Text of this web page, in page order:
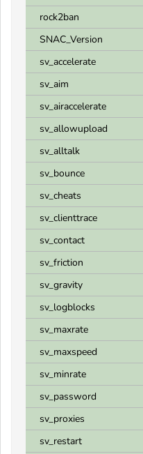
rock2ban
SNAC_Version
sv_accelerate
sv_aim
sv_airaccelerate
sv_allowupload
sv_alltalk
sv_bounce
sv_cheats
sv_clienttrace
sv_contact
sv_friction
sv_gravity
sv_logblocks
sv_maxrate
sv_maxspeed
sv_minrate
sv_password
sv_proxies
sv_restart